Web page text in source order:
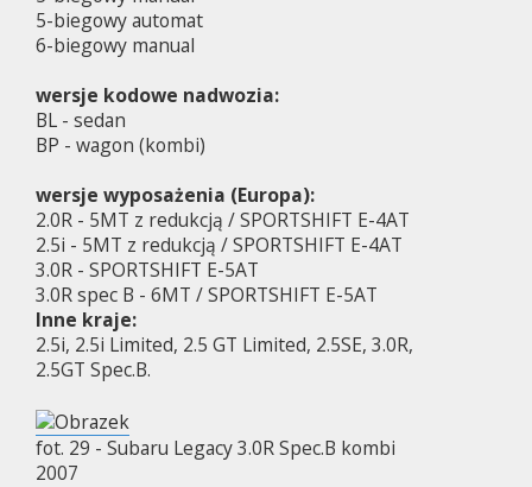
5-biegowy automat
6-biegowy manual
wersje kodowe nadwozia:
BL - sedan
BP - wagon (kombi)
wersje wyposażenia (Europa):
2.0R - 5MT z redukcją / SPORTSHIFT E-4AT
2.5i - 5MT z redukcją / SPORTSHIFT E-4AT
3.0R - SPORTSHIFT E-5AT
3.0R spec B - 6MT / SPORTSHIFT E-5AT
Inne kraje:
2.5i, 2.5i Limited, 2.5 GT Limited, 2.5SE, 3.0R,
2.5GT Spec.B.
fot. 29 - Subaru Legacy 3.0R Spec.B kombi
2007